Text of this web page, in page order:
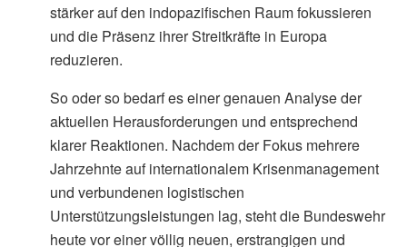
stärker auf den indopazifischen Raum fokussieren
und die Präsenz ihrer Streitkräfte in Europa
reduzieren.
So oder so bedarf es einer genauen Analyse der
aktuellen Herausforderungen und entsprechend
klarer Reaktionen. Nachdem der Fokus mehrere
Jahrzehnte auf internationalem Krisenmanagement
und verbundenen logistischen
Unterstützungsleistungen lag, steht die Bundeswehr
heute vor einer völlig neuen, erstrangigen und